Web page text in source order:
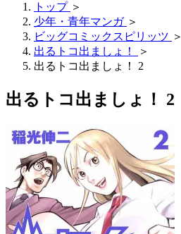
トップ ＞
少年・青年マンガ ＞
ビッグコミックスピリッツ ＞
出るトコ出ましょ！
＞
出るトコ出ましょ！ 2
出るトコ出ましょ！ 2